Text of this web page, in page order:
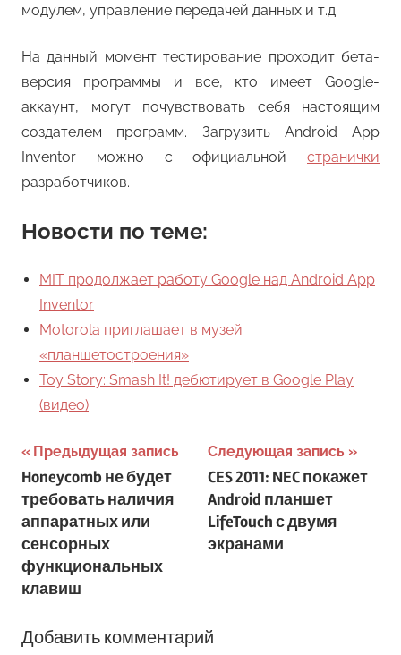
модулем, управление передачей данных и т.д.
На данный момент тестирование проходит бета-
версия программы и все, кто имеет Google-
аккаунт, могут почувствовать себя настоящим
создателем программ. Загрузить Android App
Inventor можно с официальной странички
разработчиков.
Новости по теме:
MIT продолжает работу Google над Android App
Inventor
Motorola приглашает в музей
«планшетостроения»
Toy Story: Smash It! дебютирует в Google Play
(видео)
Навигация
по
записям
Предыдущая запись
Honeycomb не будет
требовать наличия
аппаратных или
сенсорных
функциональных
клавиш
Следующая запись
CES 2011: NEC покажет
Android планшет
LifeTouch с двумя
экранами
Добавить комментарий